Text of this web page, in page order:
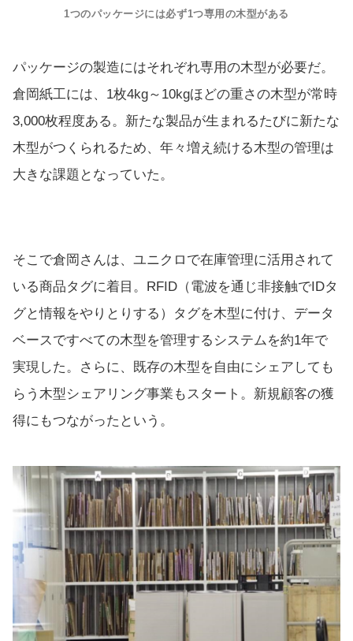
1つのパッケージには必ず1つ専用の木型がある
パッケージの製造にはそれぞれ専用の木型が必要だ。
倉岡紙工には、1枚4kg～10kgほどの重さの木型が常時
3,000枚程度ある。新たな製品が生まれるたびに新たな
木型がつくられるため、年々増え続ける木型の管理は
大きな課題となっていた。
そこで倉岡さんは、ユニクロで在庫管理に活用されて
いる商品タグに着目。RFID（電波を通じ非接触でIDタ
グと情報をやりとりする）タグを木型に付け、データ
ベースですべての木型を管理するシステムを約1年で
実現した。さらに、既存の木型を自由にシェアしても
らう木型シェアリング事業もスタート。新規顧客の獲
得にもつながったという。